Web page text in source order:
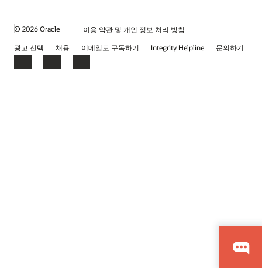
© 2026 Oracle
이용 약관 및 개인 정보 처리 방침
광고 선택
채용 이메일로 구독하기 Integrity Helpline 문의하기
FacebookLinkedInYouTube